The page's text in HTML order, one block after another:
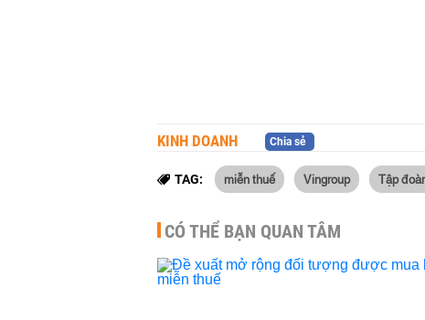
KINH DOANH Chia sẻ
TAG: miễn thuế Vingroup Tập
CÓ THỂ BẠN QUAN TÂM